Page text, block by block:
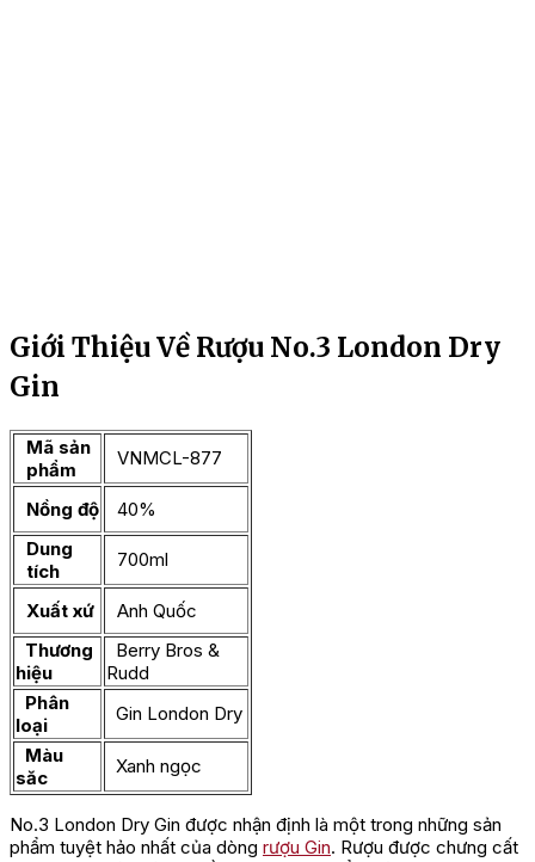
Giới Thiệu Về Rượu No.3 London Dry
Gin
Mã sản
phẩm
VNMCL-877
Nồng độ
40%
Dung
tích
700ml
Xuất xứ
Anh Quốc
Thương
hiệu
Berry Bros &
Rudd
Phân
loại
Gin London Dry
Màu
săc
Xanh ngọc
No.3 London Dry Gin được nhận định là một trong những sản
phẩm tuyệt hảo nhất của dòng rượu Gin. Rượu được chưng cất